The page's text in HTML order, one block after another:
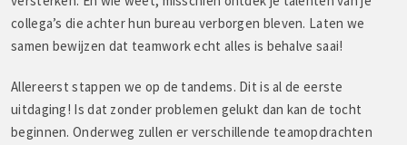
collega’s die achter hun bureau verborgen bleven. Laten we
samen bewijzen dat teamwork echt alles is behalve saai!
Allereerst stappen we op de tandems. Dit is al de eerste
uitdaging! Is dat zonder problemen gelukt dan kan de tocht
beginnen. Onderweg zullen er verschillende teamopdrachten